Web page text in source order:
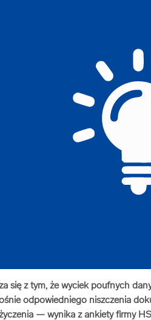
się z tym, że wyciek poufnych
odpowiedniego niszczenia
— wynika z ankiety firmy